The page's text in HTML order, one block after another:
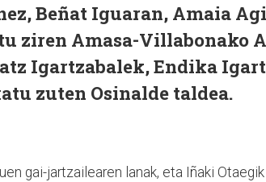
Beñat Iguaran, Amaia
ziren Amasa-Villabonako
Igartzabalek, Endika
zuten Osinalde taldea.
gai-jartzailearen lanak, eta Iñaki Otaegik